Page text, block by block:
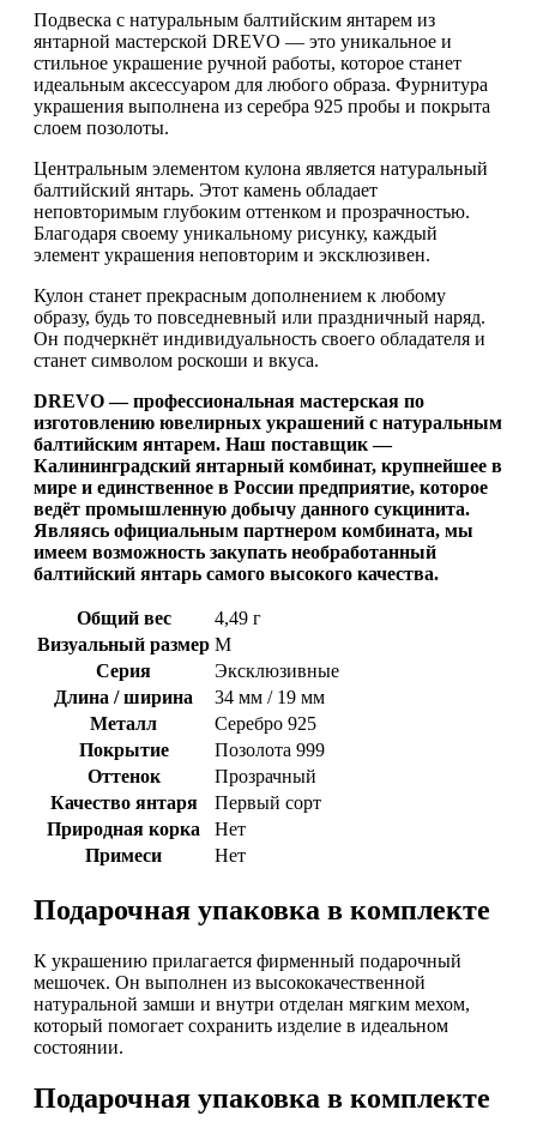
Подвеска с натуральным балтийским янтарем из
янтарной мастерской DREVO — это уникальное и
стильное украшение ручной работы, которое станет
идеальным аксессуаром для любого образа. Фурнитура
украшения выполнена из серебра 925 пробы и покрыта
слоем позолоты.
Центральным элементом кулона является натуральный
балтийский янтарь. Этот камень обладает
неповторимым глубоким оттенком и прозрачностью.
Благодаря своему уникальному рисунку, каждый
элемент украшения неповторим и эксклюзивен.
Кулон станет прекрасным дополнением к любому
образу, будь то повседневный или праздничный наряд.
Он подчеркнёт индивидуальность своего обладателя и
станет символом роскоши и вкуса.
DREVO — профессиональная мастерская по
изготовлению ювелирных украшений с натуральным
балтийским янтарем. Наш поставщик —
Калининградский янтарный комбинат, крупнейшее в
мире и единственное в России предприятие, которое
ведёт промышленную добычу данного сукцинита.
Являясь официальным партнером комбината, мы
имеем возможность закупать необработанный
балтийский янтарь самого высокого качества.
Общий вес
4,49 г
Визуальный размер M
Серия
Эксклюзивные
Длина / ширина
34 мм / 19 мм
Металл
Серебро 925
Покрытие
Позолота 999
Оттенок
Прозрачный
Качество янтаря
Первый сорт
Природная корка
Нет
Примеси
Нет
Подарочная упаковка в комплекте
К украшению прилагается фирменный подарочный
мешочек. Он выполнен из высококачественной
натуральной замши и внутри отделан мягким мехом,
который помогает сохранить изделие в идеальном
состоянии.
Подарочная упаковка в комплекте